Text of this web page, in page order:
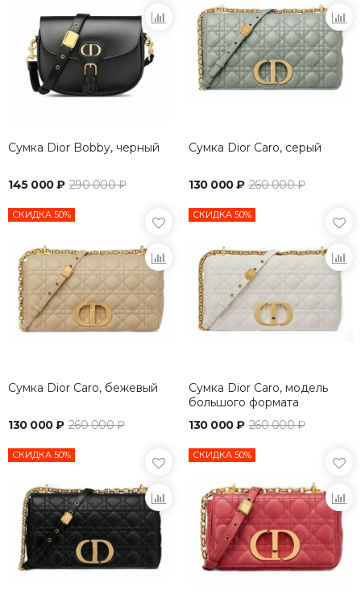
Сумка Dior Bobby, черный
145 000 ₽ 290 000 ₽
Сумка Dior Caro, серый
130 000 ₽ 260 000 ₽
СКИДКА 50%
Сумка Dior Caro, бежевый
130 000 ₽ 260 000 ₽
СКИДКА 50%
Сумка Dior Caro, модель
большого формата
130 000 ₽ 260 000 ₽
СКИДКА 50% СКИДКА 50%